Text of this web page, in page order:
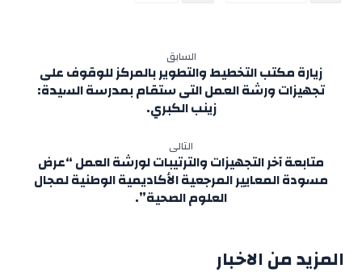
السابق
زيارة مكتب التخطيط والتطوير بالمركز للوقوف على
تجهيزات ورشة العمل التى ستقام بمدرسة السيدة:
زينب الكبري.
التالى
متابعة آخر التجهيزات والترتيبات لورشة العمل “عرض
مسودة المعايير المرجعية الأكاديمية الوطنية لمجال
العلوم الصحية”.
المزيد من الاخبار